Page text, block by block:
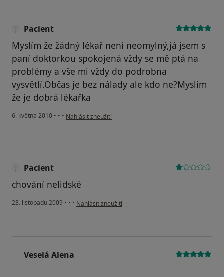
Pacient
Myslím že žádný lékař není neomylný,já jsem s
paní doktorkou spokojená vždy se mě ptá na
problémy a vše mi vždy do podrobna
vysvětlí.Občas je bez nálady ale kdo ne?Myslím
že je dobrá lékařka
6. května 2010 • • • podle názoru uživatele Pacient
Nahlásit zneužití
Pacient
chování nelidské
23. listopadu 2009 • • • podle názoru uživatele Pacient
Nahlásit zneužití
Veselá Alena